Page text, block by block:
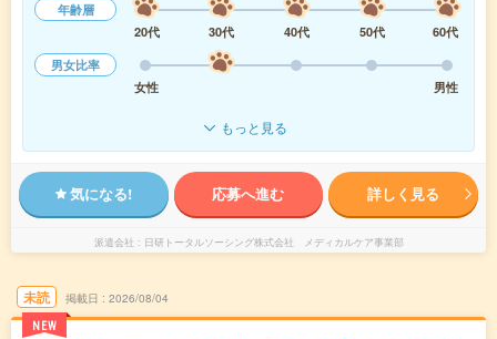
年齢層
20代
30代 40代 50代
60代
男女比率
女性
男性
もっと見る
気になる! 応募へ進む 詳しく見る
派遣会社 日研トータルソーシング株式会社 メディカルケア事業部
未読
NEW
掲載日 2026/08/04